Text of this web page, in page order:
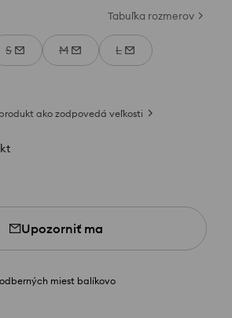
Tabuľka rozmerov
S M L
ako zodpovedá veľkosti
Upozorniť ma
miest balíkovo